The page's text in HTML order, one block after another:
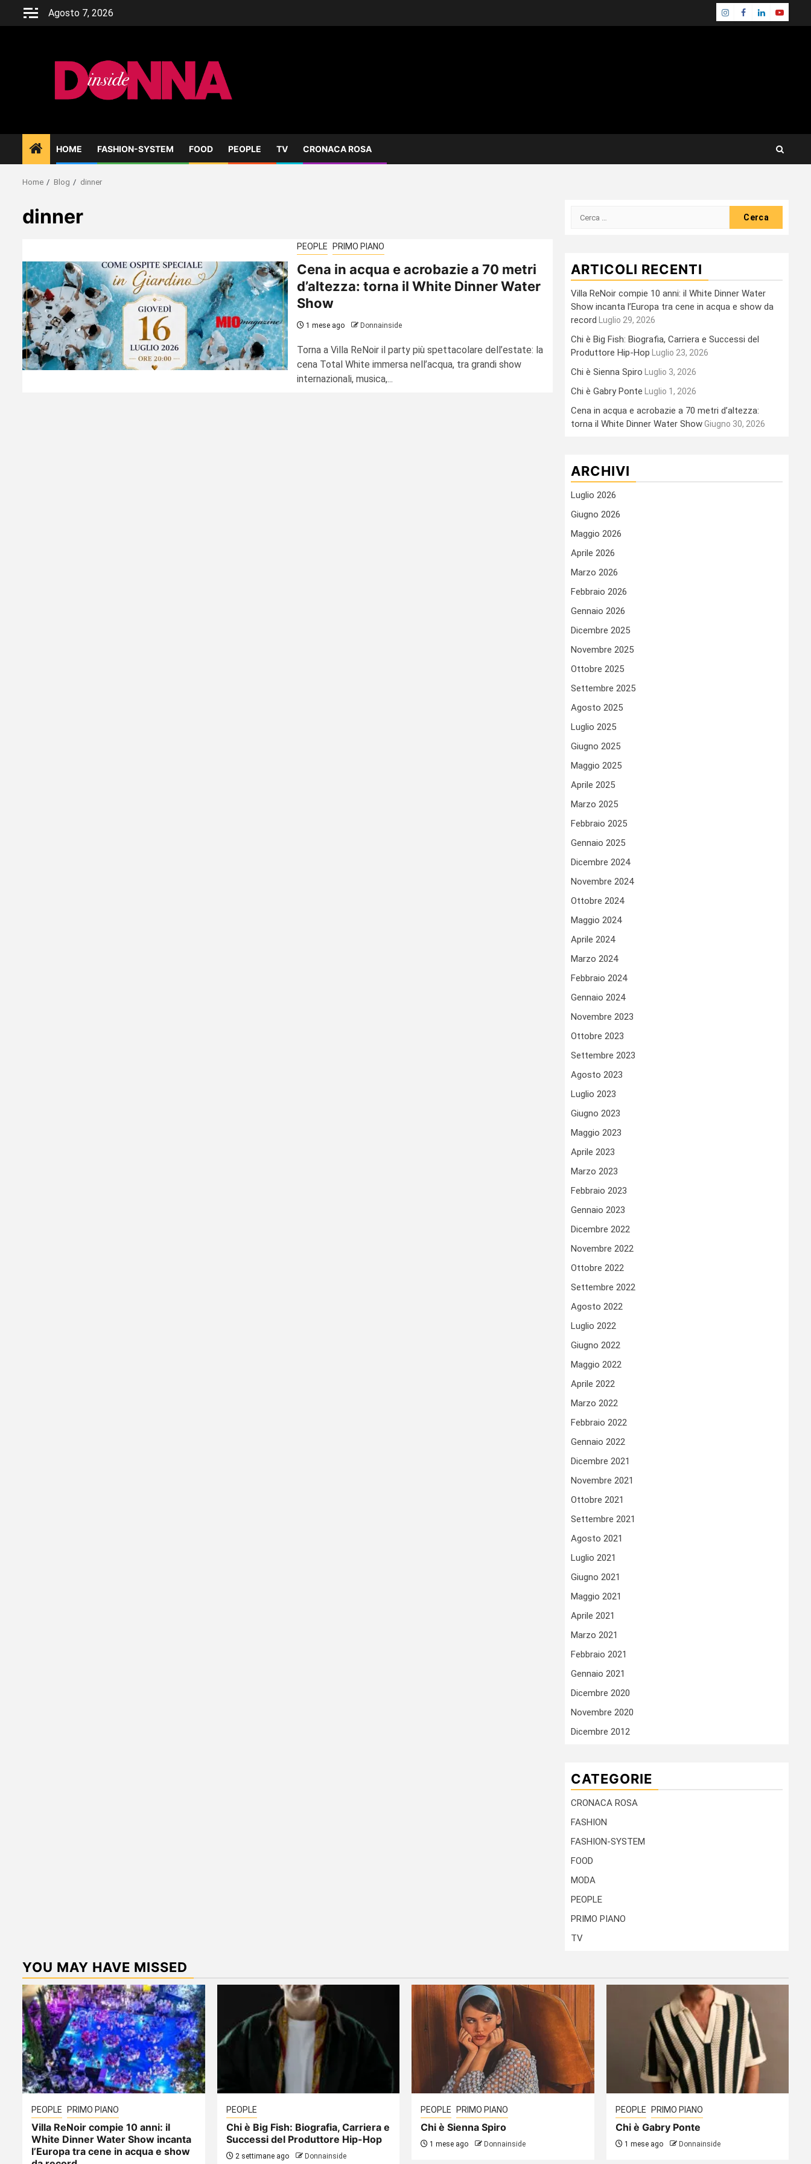
Agosto 7, 2026 Instagram
Facebook
LinkedinYoutube
HOME FASHION-SYSTEM FOOD PEOPLE TV CRONACA ROSA
Home Blog dinner
dinner
PEOPLE PRIMO PIANO
Cena in acqua e acrobazie a 70 metri
d’altezza: torna il White Dinner Water
Show
1 mese ago Donnainside
Torna a Villa ReNoir il party più spettacolare dell’estate: la
cena Total White immersa nell’acqua, tra grandi show
internazionali, musica,...
Ricerca
ARTICOLI RECENTI
Villa ReNoir compie 10 anni: il White Dinner Water
Show incanta l’Europa tra cene in acqua e show da
record
Luglio 29, 2026
Chi è Big Fish: Biografia, Carriera e Successi del
Produttore Hip-Hop
Luglio 23, 2026
Chi è Sienna Spiro Luglio 3, 2026
Chi è Gabry Ponte Luglio 1, 2026
Cena in acqua e acrobazie a 70 metri d’altezza:
torna il White Dinner Water ShowGiugno 30, 2026
ARCHIVI
Luglio 2026
Giugno 2026
Maggio 2026
Aprile 2026
Marzo 2026
Febbraio 2026
Gennaio 2026
Dicembre 2025
Novembre 2025
Ottobre 2025
Settembre 2025
Agosto 2025
Luglio 2025
Giugno 2025
Maggio 2025
Aprile 2025
Marzo 2025
Febbraio 2025
Gennaio 2025
Dicembre 2024
Novembre 2024
Ottobre 2024
Maggio 2024
Aprile 2024
Marzo 2024
Febbraio 2024
Gennaio 2024
Novembre 2023
Ottobre 2023
Settembre 2023
Agosto 2023
Luglio 2023
Giugno 2023
Maggio 2023
Aprile 2023
Marzo 2023
Febbraio 2023
Gennaio 2023
Dicembre 2022
Novembre 2022
Ottobre 2022
Settembre 2022
Agosto 2022
Luglio 2022
Giugno 2022
Maggio 2022
Aprile 2022
Marzo 2022
Febbraio 2022
Gennaio 2022
Dicembre 2021
Novembre 2021
Ottobre 2021
Settembre 2021
Agosto 2021
Luglio 2021
Giugno 2021
Maggio 2021
Aprile 2021
Marzo 2021
Febbraio 2021
Gennaio 2021
Dicembre 2020
Novembre 2020
Dicembre 2012
CATEGORIE
CRONACA ROSA
FASHION
FASHION-SYSTEM
FOOD
MODA
PEOPLE
PRIMO PIANO
TV
YOU MAY HAVE MISSED
PEOPLE PRIMO PIANO
Villa ReNoir compie 10 anni: il
White Dinner Water Show incanta
l’Europa tra cene in acqua e show
PEOPLE
Chi è Big Fish: Biografia, Carriera e
Successi del Produttore Hip-Hop
2 settimane ago Donnainside
PEOPLE PRIMO PIANO
Chi è Sienna Spiro
1 mese ago Donnainside
PEOPLE PRIMO PIANO
Chi è Gabry Ponte
1 mese ago Donnainside